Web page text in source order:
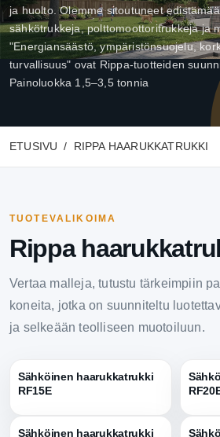
ja huolto. Olemme sitoutuneet
sähkötrukkeja, polttomoottoritrukkeja ja
"Energiansäästö, ympäristönsuojelu,
turvallisuus" ovat Rippa-tuotteiden
Painoluokka 1,5–3,5 tonnia
ETUSIVU RIPPA HAARUKKATRUKKI
TUOTEVALIKOIMA
Rippa
Vertaa malleja, tutustu tärkeimpiin
koneita, jotka on suunniteltu
ja selkeään teolliseen muotoiluun.
Sähköinen haarukkatrukki
RF15E
Sähköinen haarukkatrukki